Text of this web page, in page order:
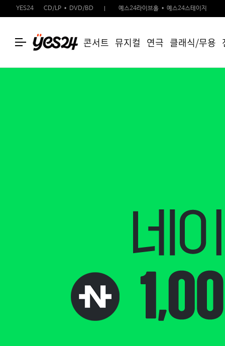
YES24 CD/LP DVD/BD 예스24라이브홀 예스24스테이지
콘서트 뮤지컬 연극 클래식/무용